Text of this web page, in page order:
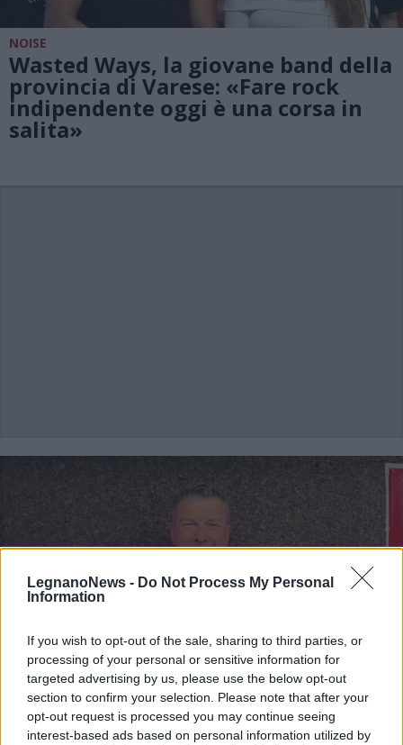
LegnanoNews - Do Not Process My Personal
Information
If you wish to opt-out of the sale, sharing to third parties, or
processing of your personal or sensitive information for
targeted advertising by us, please use the below opt-out
section to confirm your selection. Please note that after your
opt-out request is processed you may continue seeing
interest-based ads based on personal information utilized by
NOISE
Wasted Ways, la giovane band della
provincia di Varese: «Fare rock
indipendente oggi è una corsa in
salita»